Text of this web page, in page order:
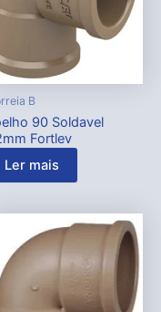
B
90 Soldavel
Fortlev
Ler mais